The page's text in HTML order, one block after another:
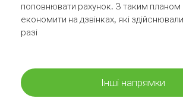
поповнювати рахунок. З таким
економити на дзвінках, які
разі
Інші напрямки